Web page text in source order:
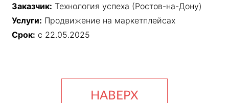
Заказчик: Технология успеха (Ростов-на-Дону)
Услуги: Продвижение на маркетплейсах
Срок: с 22.05.2025
НАВЕРХ